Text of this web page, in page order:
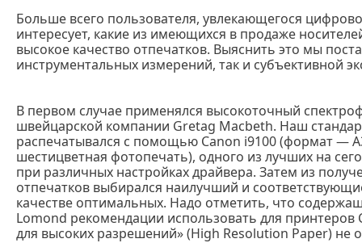
Больше всего пользователя, увлекающегося
интересует, какие из имеющихся в продаже
высокое качество отпечатков. Выяснить это мы
инструментальных измерений, так и субъективной
В первом случае применялся высокоточный
швейцарской компании Gretag Macbeth. Наш
распечатывался с помощью Canon i9100 (формат —
шестицветная фотопечать), одного из лучших на
при различных настройках драйвера. Затем из
отпечатков выбирался наилучший и
качестве оптимальных. Надо отметить, что
Lomond рекомендации использовать для
для высоких разрешений» (High Resolution Paper) не